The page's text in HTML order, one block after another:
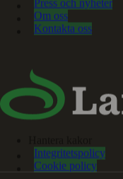
Press och nyheter
Om oss
Kontakta oss
Integritetspolicy
Cookie policy